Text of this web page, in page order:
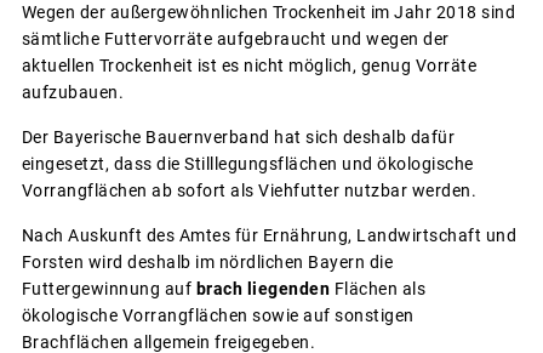
Wegen der außergewöhnlichen Trockenheit im Jahr 2018 sind
sämtliche Futtervorräte aufgebraucht und wegen der
aktuellen Trockenheit ist es nicht möglich, genug Vorräte
aufzubauen.
Der Bayerische Bauernverband hat sich deshalb dafür
eingesetzt, dass die Stilllegungsflächen und ökologische
Vorrangflächen ab sofort als Viehfutter nutzbar werden.
Nach Auskunft des Amtes für Ernährung, Landwirtschaft und
Forsten wird deshalb im nördlichen Bayern die
Futtergewinnung auf brach liegenden Flächen als
ökologische Vorrangflächen sowie auf sonstigen
Brachflächen allgemein freigegeben.